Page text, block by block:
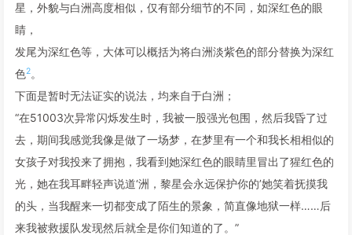
星，外貌与白洲高度相似，仅有部分细节的不同，如深红色的眼
睛，
发尾为深红色等，大体可以概括为将白洲淡紫色的部分替换为深红
色2。
下面是暂时无法证实的说法，均来自于白洲；
“在51003次异常闪烁发生时，我被一股强光包围，然后我昏了过
去，期间我感觉我像是做了一场梦，在梦里有一个和我长相相似的
女孩子对我投来了拥抱，我看到她深红色的眼睛里冒出了猩红色的
光，她在我耳畔轻声说道‘洲，黎星会永远保护你的’她笑着抚摸我
的头，当我醒来一切都变成了陌生的景象，简直像地狱一样……后
来我被救援队发现然后就全是你们知道的了。”